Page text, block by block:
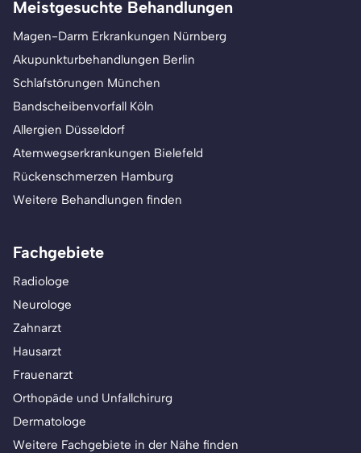
Meistgesuchte Behandlungen
Magen-Darm Erkrankungen Nürnberg
Akupunkturbehandlungen Berlin
Schlafstörungen München
Bandscheibenvorfall Köln
Allergien Düsseldorf
Atemwegserkrankungen Bielefeld
Rückenschmerzen Hamburg
Weitere Behandlungen finden
Fachgebiete
Radiologe
Neurologe
Zahnarzt
Hausarzt
Frauenarzt
Orthopäde und Unfallchirurg
Dermatologe
Weitere Fachgebiete in der Nähe finden